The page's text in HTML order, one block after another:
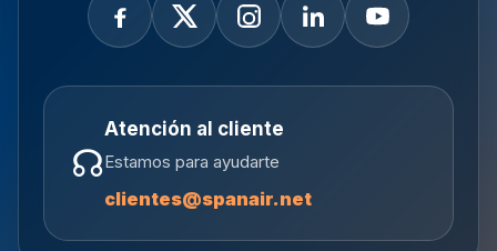
☊
Atención al cliente
Estamos para ayudarte
clientes@spanair.net